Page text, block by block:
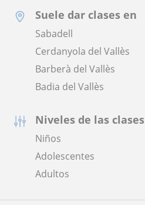
Suele dar clases en
Sabadell
Cerdanyola del Vallès
Barberà del Vallès
Badia del Vallès
Niveles de las clases
Niños
Adolescentes
Adultos